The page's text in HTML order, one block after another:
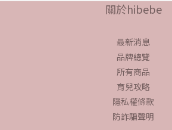
關於hibebe
最新消息
品牌總覽
所有商品
育兒攻略
隱私權條款
防詐騙聲明